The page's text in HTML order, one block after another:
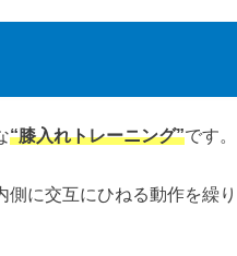
“膝入れトレーニング”です。
に交互にひねる動作を繰り